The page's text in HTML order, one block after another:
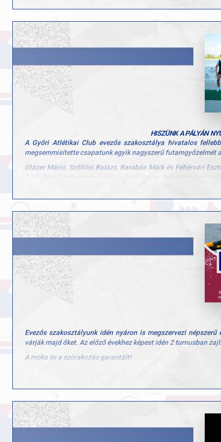
Gasztonyi Péter – evezés
Velük tart két fantasztikus edzőnk is, akik szakmai
Dr. Alföldi Zoltán
Július 25–27. között szurkoljatok velünk a magyar és a győri
Hajrá GYAC, hajrá magyar csapat!
HISZÜNK A PÁLYÁN
A Győri Atlétikai Club evezős szakosztálya hivatalos
megsemmisítette csapatunk egyik nagyszerű futamgyőzelmét
Glázer Márió, Szőllősi Balázs, Barabás Márk és Fehérvári
Tóth Dániel betegsége miatt változtatnunk kellett az
A futam után benyújtott óvás miatt a versenybíróság
fellebbezésünket, hiszen meggyőződésünk, hogy a döntés és
Büszkék vagyunk sportolóinkra, akik a fair play
támogatást, a szurkolást és a biztató szavakat, amelyek
Evezős szakosztályunk idén nyáron is megszervezi
várják majd őket. Az előző évekhez képest idén 2 turnusban
A móka és a szórakozás garantált!
majd választani.
A tábor díja: 50.000 Ft
Testvérkedvezménnyel: 40.000 Ft